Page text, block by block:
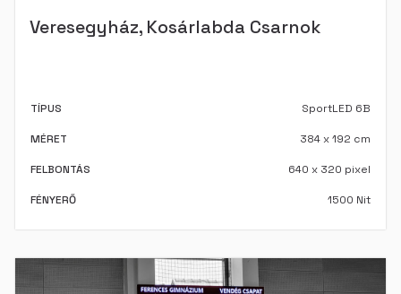
Veresegyház, Kosárlabda Csarnok
TÍPUS SportLED 6B
MÉRET 384 x 192 cm
FELBONTÁS 640 x 320 pixel
FÉNYERŐ 1500 Nit